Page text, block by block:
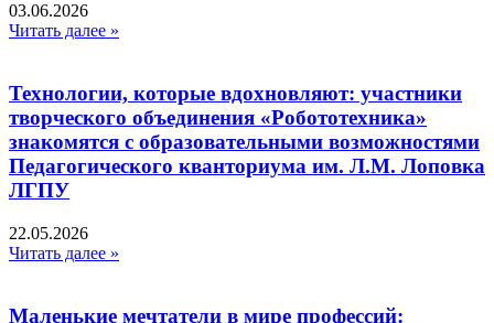
03.06.2026
Читать далее »
Технологии, которые вдохновляют: участники
творческого объединения «Робототехника»
знакомятся с образовательными возможностями
Педагогического кванториума им. Л.М. Лоповка
ЛГПУ
22.05.2026
Читать далее »
Маленькие мечтатели в мире профессий: